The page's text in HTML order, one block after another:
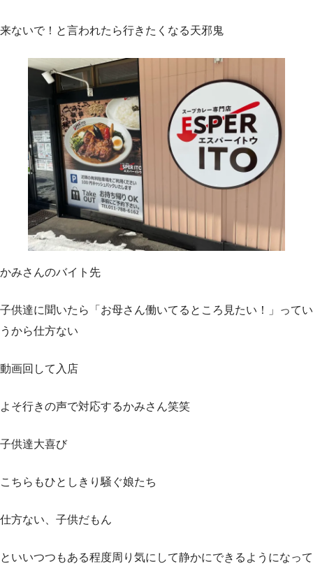
来ないで！と言われたら行きたくなる天邪鬼
かみさんのバイト先
子供達に聞いたら「お母さん働いてるところ見たい！」ってい
うから仕方ない
動画回して入店
よそ行きの声で対応するかみさん笑笑
子供達大喜び
こちらもひとしきり騒ぐ娘たち
仕方ない、子供だもん
といいつつもある程度周り気にして静かにできるようになって